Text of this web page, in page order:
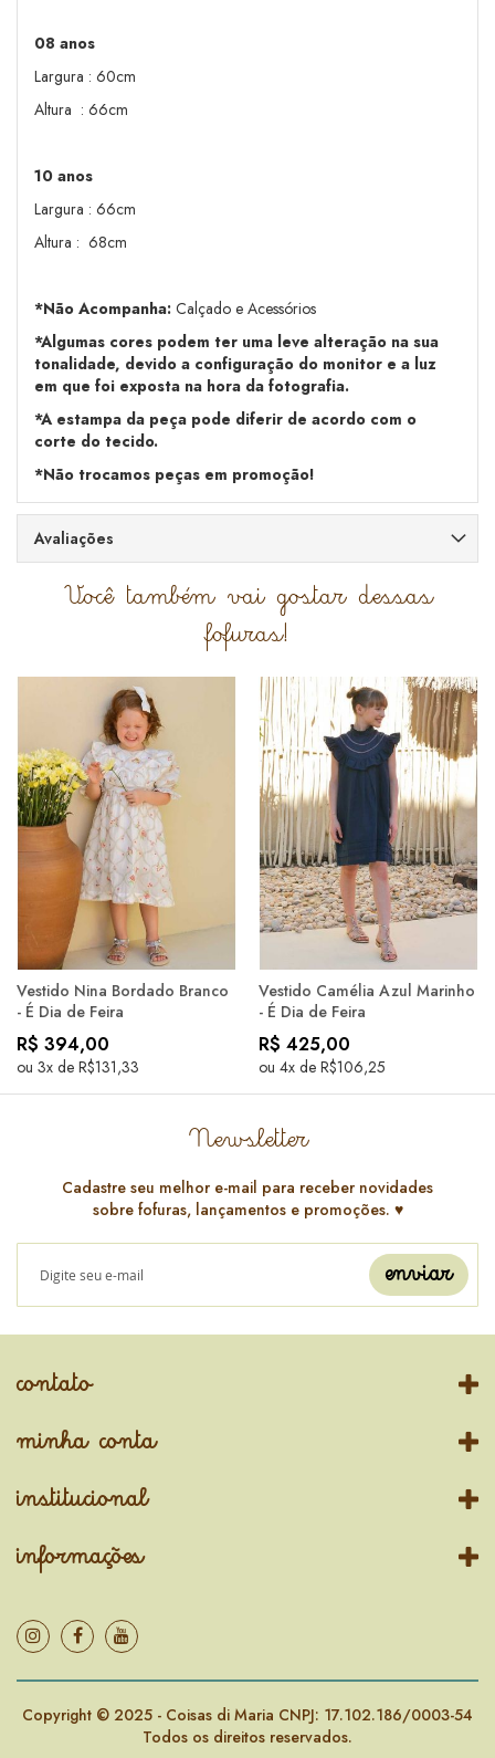
08 anos
Largura : 60cm
Altura : 66cm
10 anos
Largura : 66cm
Altura : 68cm
*Não Acompanha: Calçado e Acessórios
*Algumas cores podem ter uma leve alteração na sua
tonalidade, devido a configuração do monitor e a luz
em que foi exposta na hora da fotografia.
*A estampa da peça pode diferir de acordo com o
corte do tecido.
*Não trocamos peças em promoção!
Avaliações
Você também vai gostar dessas
fofuras!
Vestido Nina Bordado Branco
- É Dia de Feira
R$ 394,00
ou 3x de R$131,33
Vestido Camélia Azul Marinho
- É Dia de Feira
R$ 425,00
ou 4x de R$106,25
Newsletter
Cadastre seu melhor e-mail para receber novidades
sobre fofuras, lançamentos e promoções. ♥️
enviar
contato
minha conta
institucional
informações
Copyright © 2025 - Coisas di Maria CNPJ: 17.102.186/0003-54
Todos os direitos reservados.